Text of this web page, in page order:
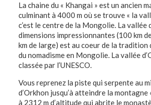
La chaine du « Khangai » est un ancien
culminant à 4000 m où se trouve « la
c’est le centre de la Mongolie. La vallée
dimensions impressionnantes (100 km
km de large) est au coeur de la tradition
du nomadisme en Mongolie. La vallée
classée par l’UNESCO.
Vous reprenez la piste qui serpente au
d’Orkhon jusqu’à atteindre la
à 2312 m d’altitude qui abrite le